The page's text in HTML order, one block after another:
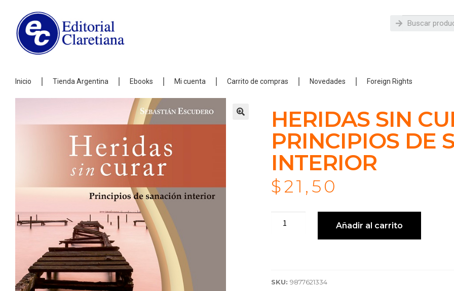
Inicio Tienda Argentina Ebooks Mi cuenta Carrito de compras Novedades Foreign Rights
HERIDAS SIN
PRINCIPIOS DE
INTERIOR
$21,50
Añadir al carrito
SKU:9877621334